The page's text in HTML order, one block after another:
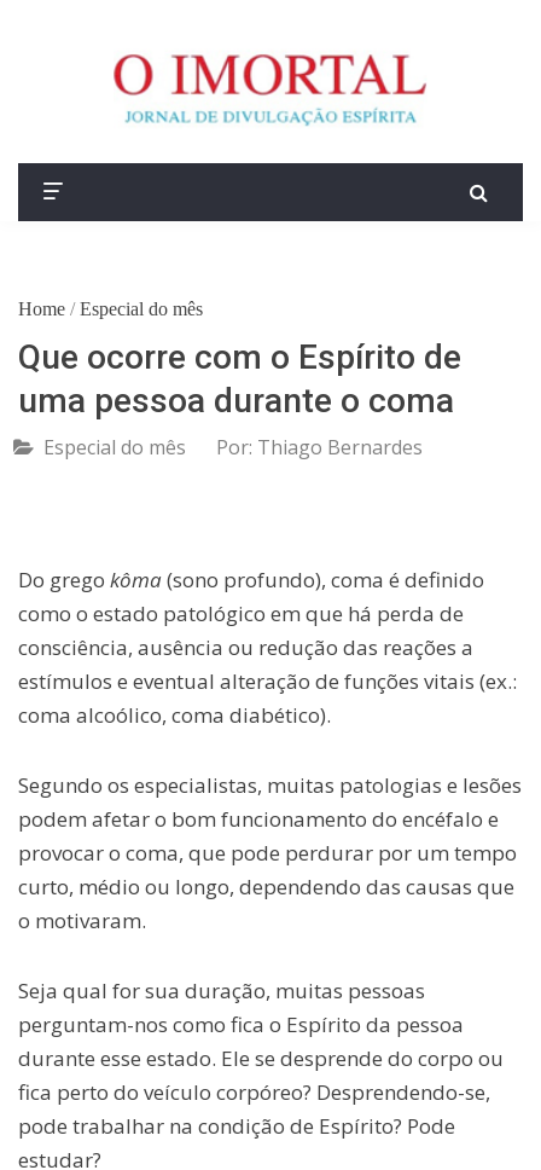
Home / Especial do mês
Que ocorre com o Espírito de
uma pessoa durante o coma
Especial do mês Por: Thiago Bernardes
Do grego kôma(sono profundo), coma é definido
como o estado patológico em que há perda de
consciência, ausência ou redução das reações a
estímulos e eventual alteração de funções vitais (ex.:
coma alcoólico, coma diabético).
Segundo os especialistas, muitas patologias e lesões
podem afetar o bom funcionamento do encéfalo e
provocar o coma, que pode perdurar por um tempo
curto, médio ou longo, dependendo das causas que
o motivaram.
Seja qual for sua duração, muitas pessoas
perguntam-nos como fica o Espírito da pessoa
durante esse estado. Ele se desprende do corpo ou
fica perto do veículo corpóreo? Desprendendo-se,
pode trabalhar na condição de Espírito? Pode
estudar?